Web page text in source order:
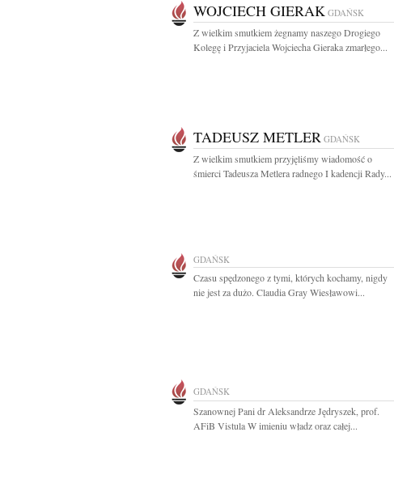
WOJCIECH GIERAK GDAŃSK
Z wielkim smutkiem żegnamy naszego Drogiego
Kolegę i Przyjaciela Wojciecha Gieraka zmarłego...
TADEUSZ METLER GDAŃSK
Z wielkim smutkiem przyjęliśmy wiadomość o
śmierci Tadeusza Metlera radnego I kadencji Rady...
GDAŃSK
Czasu spędzonego z tymi, których kochamy, nigdy
nie jest za dużo. Claudia Gray Wiesławowi...
GDAŃSK
Szanownej Pani dr Aleksandrze Jędryszek, prof.
AFiB Vistula W imieniu władz oraz całej...